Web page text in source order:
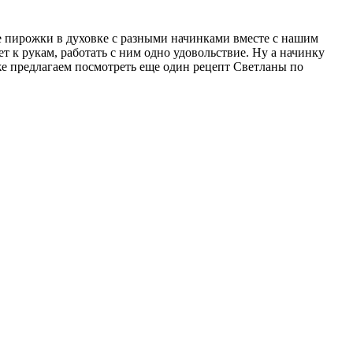
пирожки в духовке с разными начинками вместе с нашим
к рукам, работать с ним одно удовольствие. Ну а начинку
посмотреть еще один рецепт Светланы по